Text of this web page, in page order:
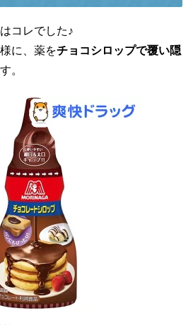
コレでした♪
に、薬をチョコシロップで覆い隠
。